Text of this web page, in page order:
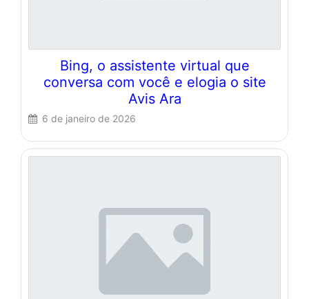
Bing, o assistente virtual que
conversa com você e elogia o site
Avis Ara
6 de janeiro de 2026